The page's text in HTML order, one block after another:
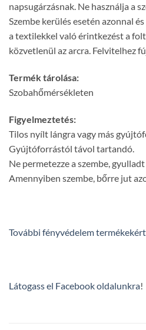
napsugárzásnak. Ne használja a
Szembe kerülés esetén azonnal
a textilekkel való érintkezést a
közvetlenül az arcra. Felvitelhez
Termék tárolása:
Szobahőmérsékleten
Figyelmeztetés:
Tilos nyílt lángra vagy más
Gyújtóforrástól távol tartandó.
Ne permetezze a szembe,
Amennyiben szembe, bőrre jut
További fényvédelem
Látogass el Facebook oldalunkra!